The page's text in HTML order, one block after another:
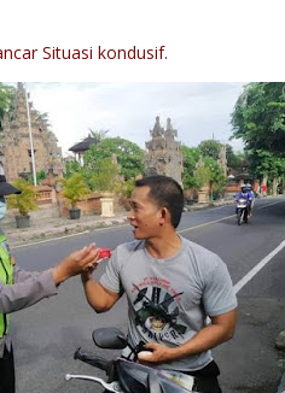
Situasi kondusif.